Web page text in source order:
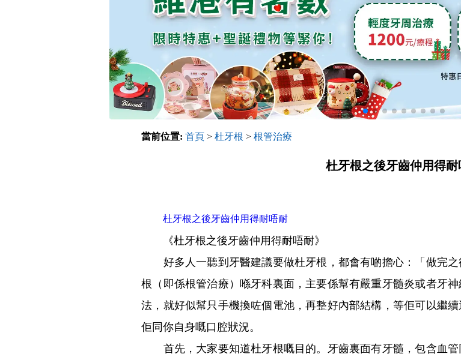
當前位置: 首頁 >杜牙根 >根管治療
杜牙根之後牙齒仲用得耐
杜牙根之後牙齒仲用得耐唔耐
《杜牙根之後牙齒仲用得耐唔耐》
好多人一聽到牙醫建議要做杜牙根，都會有啲擔心：「做完之
根（即係根管治療）喺牙科裏面，主要係幫有嚴重牙髓炎或者牙
法，就好似幫只手機換咗個電池，再整好內部結構，等佢可以繼
佢同你自身嘅口腔狀況。
首先，大家要知道杜牙根嘅目的。牙齒裏面有牙髓，包含血管